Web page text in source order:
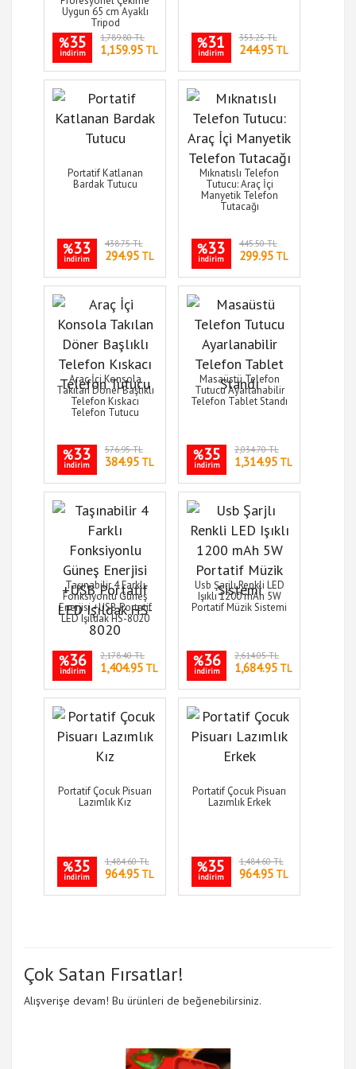
Uygun 65 cm Ayaklı
Tripod
%35
indirim
1,789.80 TL
1,159.95 TL %31
indirim
353.25 TL
244.95TL
Portatif Katlanan
Bardak Tutucu
%33
indirim
438.75 TL
294.95TL
Mıknatıslı Telefon
Tutucu: Araç İçi
Manyetik Telefon
Tutacağı
%33
indirim
445.50 TL
299.95TL
Araç İçi Konsola
Takılan Döner Başlıklı
Telefon Kıskacı
Telefon Tutucu
%33
indirim
576.95 TL
384.95TL
Masaüstü Telefon
Tutucu Ayarlanabilir
Telefon Tablet Standı
%35
indirim
2,034.70 TL
1,314.95 TL
Taşınabilir 4 Farklı
Fonksiyonlu Güneş
Enerjisi +USB Portatif
LED Işıldak HS-8020
%36
indirim
2,178.40 TL
1,404.95 TL
Usb Şarjlı Renkli LED
Işıklı 1200 mAh 5W
Portatif Müzik Sistemi
%36
indirim
2,614.05 TL
1,684.95 TL
Portatif Çocuk Pisuarı
Lazımlık Kız
%35
indirim
1,484.60 TL
964.95TL
Portatif Çocuk Pisuarı
Lazımlık Erkek
%35
indirim
1,484.60 TL
964.95TL
Çok Satan Fırsatlar!
Alışverişe devam! Bu ürünleri de beğenebilirsiniz.